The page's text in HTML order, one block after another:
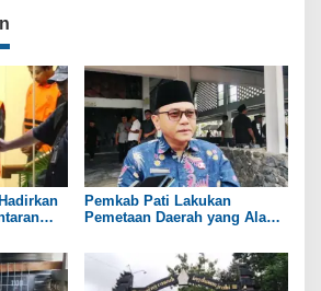
Pemkab Pati Lakukan
Pemetaan Daerah yang Alami